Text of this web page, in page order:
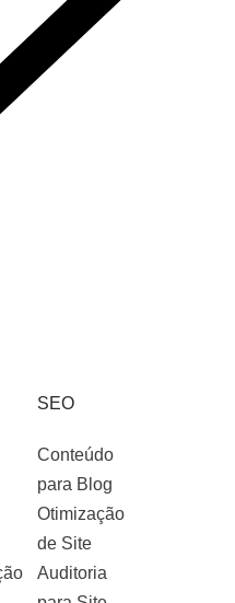
SEO
Conteúdo
para Blog
Otimização
de Site
Auditoria